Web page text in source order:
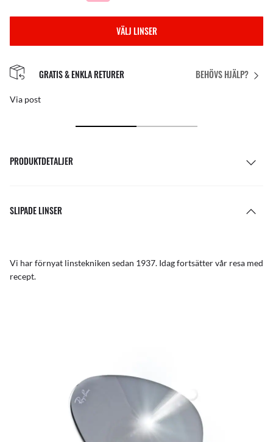
VÄLJ LINSER
BEHÖVS HJÄLP?
GRATIS & ENKLA RETURER
Via post
PRODUKTDETALJER
SLIPADE LINSER
Vi har förnyat linstekniken sedan 1937. Idag fortsätter vår resa med
recept.